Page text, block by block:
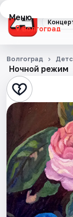
Меню
Волгоград
Концерты
Театр
Стендап
Выставки
Квесты
Экскурсии
Спорт
Ночной режим
Волгоград